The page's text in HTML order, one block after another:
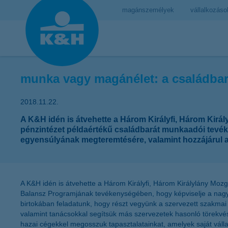
magánszemélyek
munka vagy magánélet: a
2018.11.22.
A K&H idén is átvehette a Három Királyfi, Három
pénzintézet példaértékű családbarát munkaadói
egyensúlyának megteremtésére, valamint
A K&H idén is átvehette a Három Királyfi, Három Királylány
Balansz Programjának tevékenységében, hogy képviselje a
birtokában feladatunk, hogy részt vegyünk a szervezett
valamint tanácsokkal segítsük más szervezetek hasonló
hazai cégekkel megosszuk tapasztalatainkat, amelyek saját